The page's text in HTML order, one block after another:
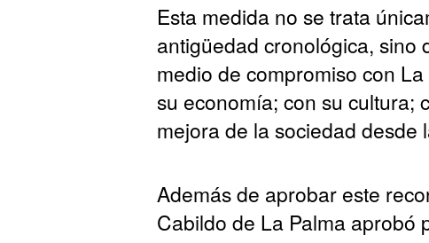
Esta medida no se trata
antigüedad cronológica, sino
medio de compromiso con
su economía; con su cultura;
mejora de la sociedad desde
Además de aprobar este
Cabildo de La Palma aprobó